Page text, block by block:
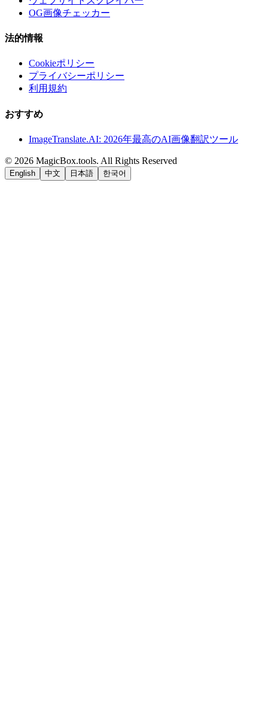
OG画像チェッカー
法的情報
Cookieポリシー
プライバシーポリシー
利用規約
おすすめ
ImageTranslate.AI: 2026年最高のAI画像翻訳ツール
© 2026 MagicBox.tools. All Rights Reserved
English 中文 日本語 한국어